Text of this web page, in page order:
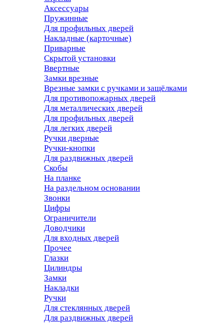
Аксессуары
Пружинные
Для профильных дверей
Накладные (карточные)
Приварные
Скрытой установки
Ввертные
Замки врезные
Врезные замки с ручками и защёлками
Для противопожарных дверей
Для металлических дверей
Для профильных дверей
Для легких дверей
Ручки дверные
Ручки-кнопки
Для раздвижных дверей
Скобы
На планке
На раздельном основании
Звонки
Цифры
Ограничители
Доводчики
Для входных дверей
Прочее
Глазки
Цилиндры
Замки
Накладки
Ручки
Для стеклянных дверей
Для раздвижных дверей